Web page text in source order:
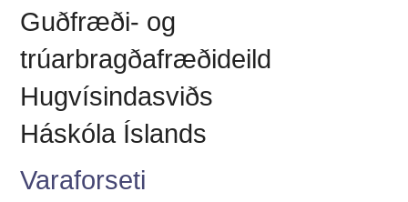
Guðfræði- og
trúarbragðafræðideild
Hugvísindasviðs
Háskóla Íslands
Varaforseti